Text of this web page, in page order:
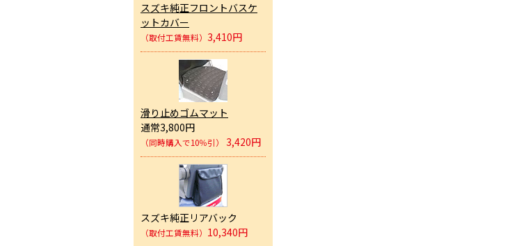
スズキ純正フロントバスケ
ットカバー
（取付工賃無料） 3,410円
滑り止めゴムマット
通常3,800円
（同時購入で10％引） 3,420円
スズキ純正リアバック
（取付工賃無料） 10,340円